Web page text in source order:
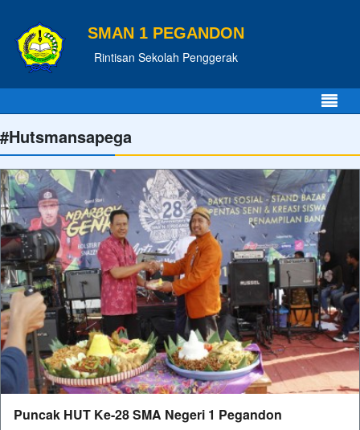
SMAN 1 PEGANDON
Rintisan Sekolah Penggerak
#Hutsmansapega
Puncak HUT Ke-28 SMA Negeri 1 Pegandon